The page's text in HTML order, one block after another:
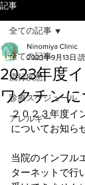
記事
全ての記事
流行疾患
診療スケジュール
アレルギー
全ての記事
2023年度
ワクチン
Ninomiya Clinic
2023年9月13日
２０２３年度イ
についてお知ら
当院のインフル
ターネットで行